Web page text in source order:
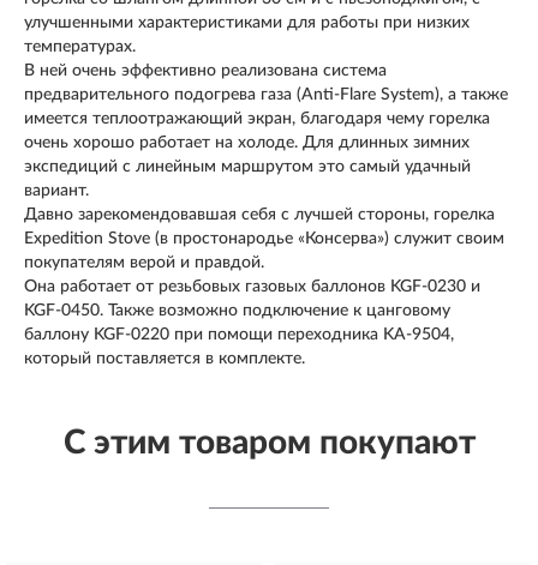
улучшенными характеристиками для работы при низких
температурах.
В ней очень эффективно реализована система
предварительного подогрева газа (Anti-Flare System), а также
имеется теплоотражающий экран, благодаря чему горелка
очень хорошо работает на холоде. Для длинных зимних
экспедиций с линейным маршрутом это самый удачный
вариант.
Давно зарекомендовавшая себя с лучшей стороны, горелка
Expedition Stove (в простонародье «Консерва») служит своим
покупателям верой и правдой.
Она работает от резьбовых газовых баллонов KGF-0230 и
KGF-0450. Также возможно подключение к цанговому
баллону KGF-0220 при помощи переходника KA-9504,
который поставляется в комплекте.
С этим товаром покупают